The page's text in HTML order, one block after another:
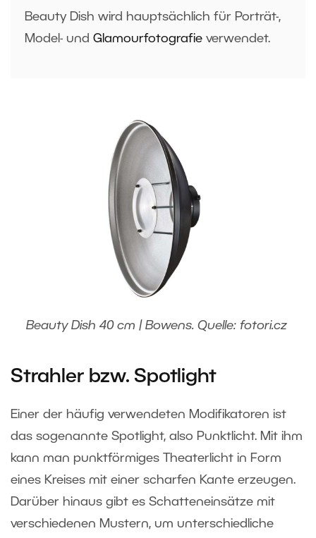
Beauty Dish wird hauptsächlich für Porträt-,
Model- und Glamourfotografie verwendet.
Beauty Dish 40 cm | Bowens. Quelle: fotori.cz
Strahler bzw. Spotlight
Einer der häufig verwendeten Modifikatoren ist
das sogenannte Spotlight, also Punktlicht. Mit ihm
kann man punktförmiges Theaterlicht in Form
eines Kreises mit einer scharfen Kante erzeugen.
Darüber hinaus gibt es Schatteneinsätze mit
verschiedenen Mustern, um unterschiedliche